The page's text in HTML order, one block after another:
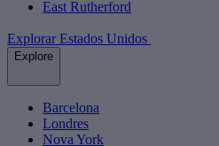
East Rutherford
Explorar Estados Unidos
Explore
Barcelona
Londres
Nova York